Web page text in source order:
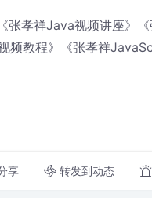
张孝祥Java视频讲座》
频教程》《张孝祥
享 转发到动态